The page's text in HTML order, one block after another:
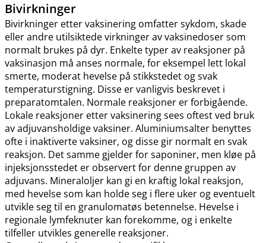
Bivirkninger
Bivirkninger etter vaksinering omfatter sykdom, skade
eller andre utilsiktede virkninger av vaksinedoser som
normalt brukes på dyr. Enkelte typer av reaksjoner på
vaksinasjon må anses normale, for eksempel lett lokal
smerte, moderat hevelse på stikkstedet og svak
temperaturstigning. Disse er vanligvis beskrevet i
preparatomtalen. Normale reaksjoner er forbigående.
Lokale reaksjoner etter vaksinering sees oftest ved bruk
av adjuvansholdige vaksiner. Aluminiumsalter benyttes
ofte i inaktiverte vaksiner, og disse gir normalt en svak
reaksjon. Det samme gjelder for saponiner, men kløe på
injeksjonsstedet er observert for denne gruppen av
adjuvans. Mineraloljer kan gi en kraftig lokal reaksjon,
med hevelse som kan holde seg i flere uker og eventuelt
utvikle seg til en granulomatøs betennelse. Hevelse i
regionale lymfeknuter kan forekomme, og i enkelte
tilfeller utvikles generelle reaksjoner.